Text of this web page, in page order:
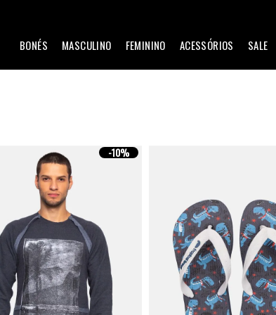
BONÉS MASCULINO FEMININO ACESSÓRIOS SALE
-10%